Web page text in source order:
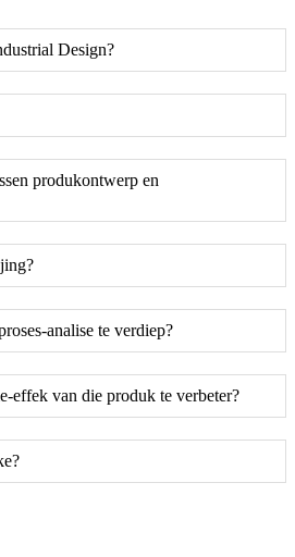
Design?
produkontwerp en
analise te verdiep?
effek van die produk te verbeter?